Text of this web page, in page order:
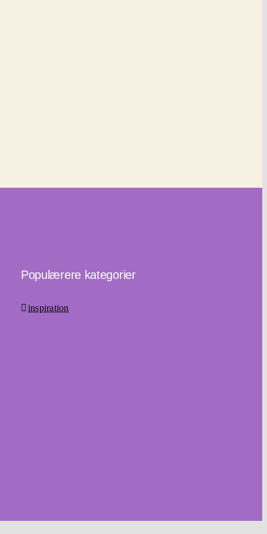
Populærere kategorier
inspiration